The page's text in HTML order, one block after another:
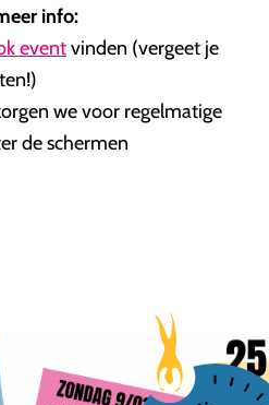
info:
eventvinden (vergeet je
we voor regelmatige
de schermen